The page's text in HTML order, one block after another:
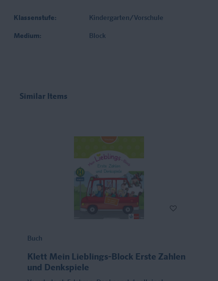
Klassenstufe: Kindergarten/Vorschule
Medium: Block
Similar Items
Buch
Klett Mein Lieblings-Block Erste Zahlen
und Denkspiele